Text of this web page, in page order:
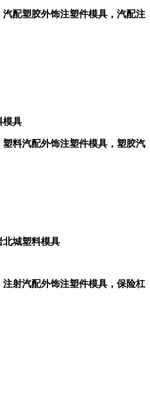
配塑胶外饰注塑件模具，汽配注
模具
料汽配外饰注塑件模具，塑胶汽
北城塑料模具
射汽配外饰注塑件模具， 保险杠